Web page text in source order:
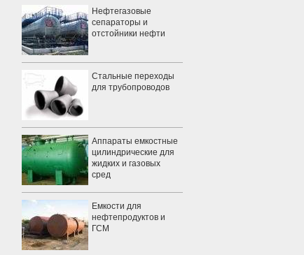
Нефтегазовые
сепараторы и
отстойники нефти
Стальные переходы
для трубопроводов
Аппараты емкостные
цилиндрические для
жидких и газовых
сред
Емкости для
нефтепродуктов и
ГСМ